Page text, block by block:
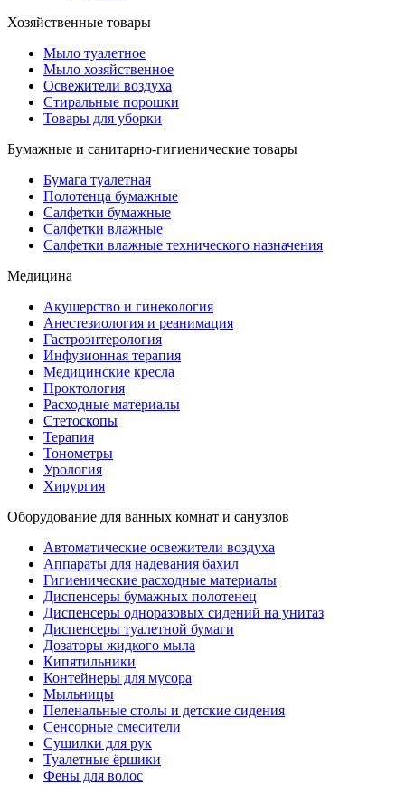
Хозяйственные товары
Мыло туалетное
Мыло хозяйственное
Освежители воздуха
Стиральные порошки
Товары для уборки
Бумажные и санитарно-гигиенические товары
Бумага туалетная
Полотенца бумажные
Салфетки бумажные
Салфетки влажные
Салфетки влажные технического назначения
Медицина
Акушерство и гинекология
Анестезиология и реанимация
Гастроэнтерология
Инфузионная терапия
Медицинские кресла
Проктология
Расходные материалы
Стетоскопы
Терапия
Тонометры
Урология
Хирургия
Оборудование для ванных комнат и санузлов
Автоматические освежители воздуха
Аппараты для надевания бахил
Гигиенические расходные материалы
Диспенсеры бумажных полотенец
Диспенсеры одноразовых сидений на унитаз
Диспенсеры туалетной бумаги
Дозаторы жидкого мыла
Кипятильники
Контейнеры для мусора
Мыльницы
Пеленальные столы и детские сидения
Сенсорные смесители
Сушилки для рук
Туалетные ёршики
Фены для волос